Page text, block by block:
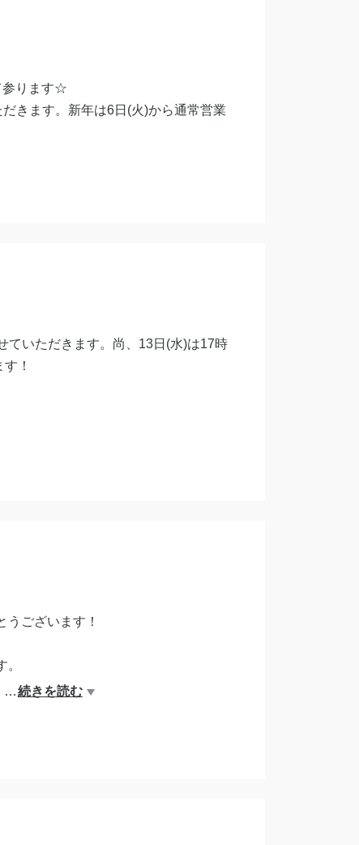
参ります☆
きます。新年は6日(火)から通常営業
ていただきます。尚、13日(水)は17時
！
ございます！
…続きを読む